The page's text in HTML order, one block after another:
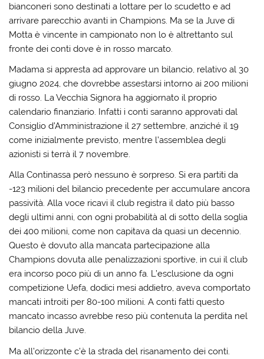
bianconeri sono destinati a lottare per lo scudetto e ad
arrivare parecchio avanti in Champions. Ma se la Juve di
Motta è vincente in campionato non lo è altrettanto sul
fronte dei conti dove è in rosso marcato.
Madama si appresta ad approvare un bilancio, relativo al 30
giugno 2024, che dovrebbe assestarsi intorno ai 200 milioni
di rosso. La Vecchia Signora ha aggiornato il proprio
calendario finanziario. Infatti i conti saranno approvati dal
Consiglio d’Amministrazione il 27 settembre, anziché il 19
come inizialmente previsto, mentre l’assemblea degli
azionisti si terrà il 7 novembre.
Alla Continassa però nessuno è sorpreso. Si era partiti da
-123 milioni del bilancio precedente per accumulare ancora
passività. Alla voce ricavi il club registra il dato più basso
degli ultimi anni, con ogni probabilità al di sotto della soglia
dei 400 milioni, come non capitava da quasi un decennio.
Questo è dovuto alla mancata partecipazione alla
Champions dovuta alle penalizzazioni sportive, in cui il club
era incorso poco più di un anno fa. L’esclusione da ogni
competizione Uefa, dodici mesi addietro, aveva comportato
mancati introiti per 80-100 milioni. A conti fatti questo
mancato incasso avrebbe reso più contenuta la perdita nel
bilancio della Juve.
Ma all’orizzonte c’è la strada del risanamento dei conti.